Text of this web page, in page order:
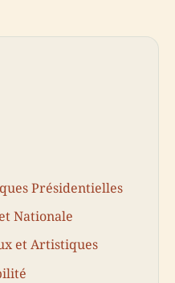
Présidentielles
Nationale
et Artistiques